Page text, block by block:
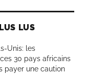
LUS
Unis: les
30 pays africains
payer une caution